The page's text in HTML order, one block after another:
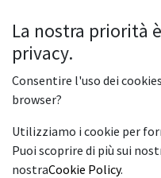
Epson EB-2250U
Epson EB-2250U Desktop
899.00€
La nostra priorità
privacy.
Consentire l'uso dei
browser?
Utilizziamo i cookie per
Puoi scoprire di più sui
nostraCookie Policy.